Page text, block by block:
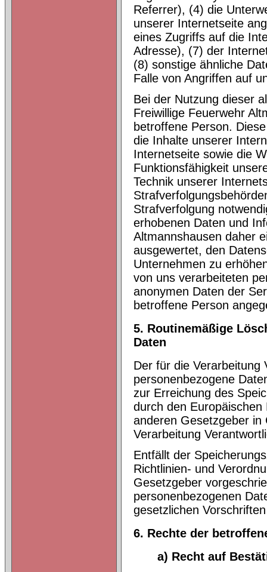
Referrer), (4) die
unserer Internetseite
eines Zugriffs auf die
Adresse), (7) der
(8) sonstige ähnliche
Falle von Angriffen auf
Bei der Nutzung dieser
Freiwillige Feuerwehr
betroffene Person.
die Inhalte unserer
Internetseite sowie die
Funktionsfähigkeit
Technik unserer
Strafverfolgung
erhobenen Daten und
Altmannshausen daher
ausgewertet, den
Unternehmen zu
von uns verarbeiteten
anonymen Daten der
betroffene Person
5. Routinemäßige
Daten
Der für die Verarbeitung
personenbezogene
zur Erreichung des
durch den
anderen Gesetzgeber
Verarbeitung
Entfällt der
Richtlinien- und
Gesetzgeber
personenbezogenen
gesetzlichen
6. Rechte der
a) Recht auf